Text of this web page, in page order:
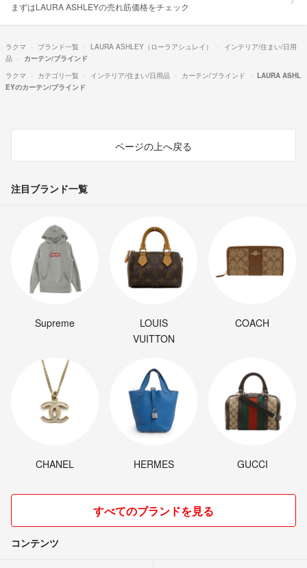
まずはLAURA ASHLEYの売れ筋価格をチェック
ラクマ ブランド一覧 LAURA ASHLEY（ローラアシュレイ）
インテリア/住まい/日用
品
カーテン/ブラインド
ラクマ
カテゴリ一覧 インテリア/住まい/日用品 カーテン/ブラインド
LAURA ASHL
EYのカーテン/ブラインド
ページの上へ戻る
注目ブランド一覧
Supreme
LOUIS
VUITTON
COACH
CHANEL HERMES GUCCI
すべてのブランドを見る
コンテンツ